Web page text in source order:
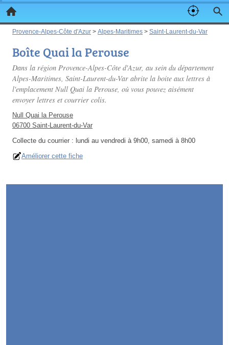
Provence-Alpes-Côte d'Azur > Alpes-Maritimes > Saint-Laurent-du-Var
Boîte Quai la Perouse
Dans la région Provence-Alpes-Côte d'Azur, au sein du département
Alpes-Maritimes, Saint-Laurent-du-Var abrite la boite aux lettres à
l'emplacement Null Quai la Perouse, où vous pouvez aisément
envoyer lettres et courrier colis.
Null Quai la Perouse
06700 Saint-Laurent-du-Var
Collecte du courrier : lundi au vendredi à 9h00, samedi à 8h00
Améliorer cette fiche